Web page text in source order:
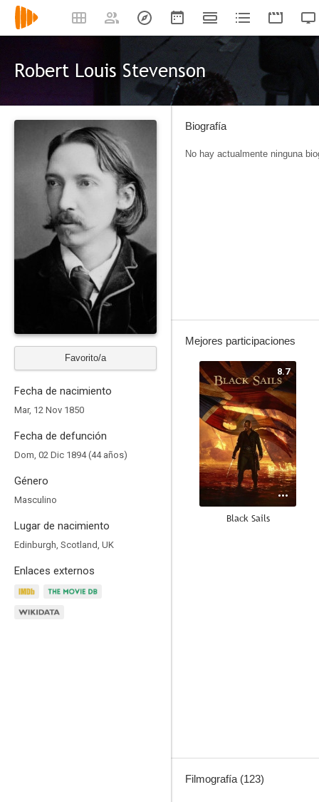
Robert Louis Stevenson
Favorito/a
Fecha de nacimiento
Mar, 12 Nov 1850
Fecha de defunción
Dom, 02 Dic 1894 (44 años)
Género
Masculino
Lugar de nacimiento
Edinburgh, Scotland, UK
Enlaces externos
Biografía
No hay actualmente ninguna
Mejores participaciones
8.7
Black Sails
Filmografía (123)